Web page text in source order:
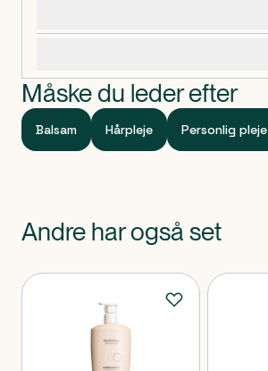
Måske du leder efter
Balsam Hårpleje Personlig pleje
Andre har også set
Produkter